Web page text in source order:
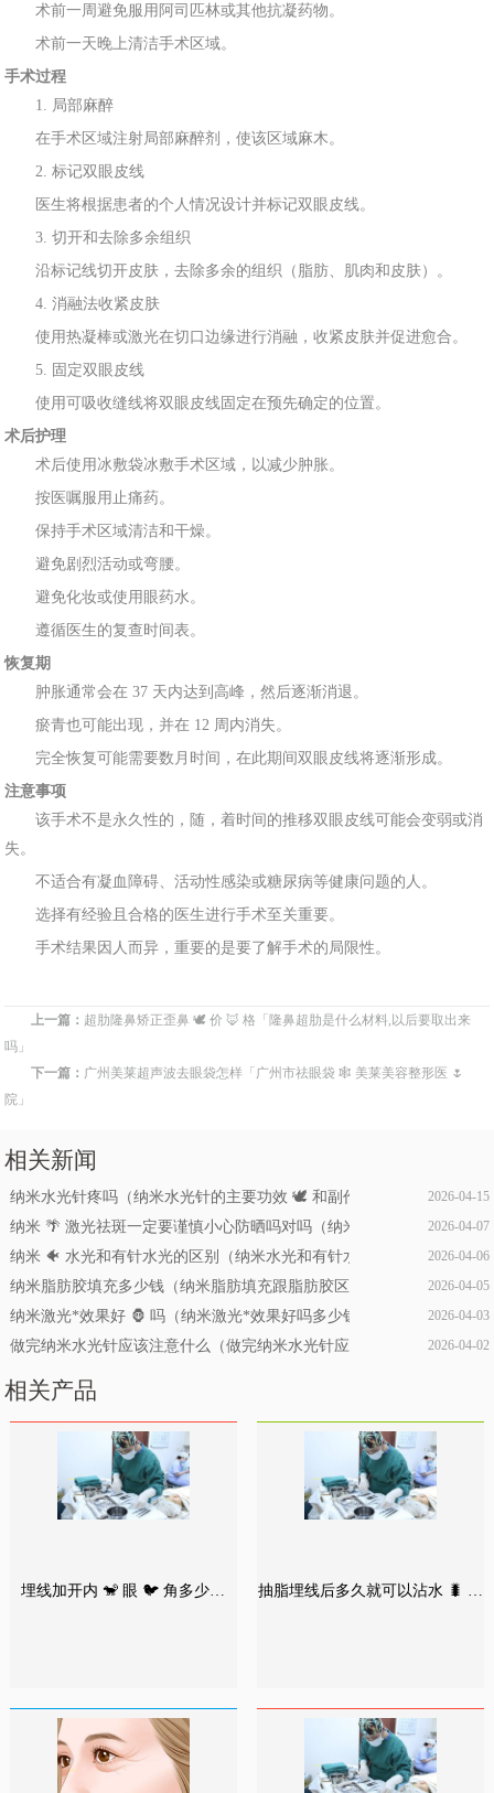
术前一周避免服用 阿司匹林或其他抗凝药物 。
术前一天晚上清洁手术区域。
手术过程
1. 局部麻醉
在手术区域注射局部麻醉剂，使该区域麻木。
2. 标记双 眼皮线
医生将根据患者的个人情况设计并标记双眼皮线。
3. 切开和去除多余组织
沿标记线切开皮肤，去除多余的组织（脂肪、肌肉和皮肤）。
4. 消融法收紧皮肤
使用热凝棒或激光在切口边缘进行消融，收紧皮肤并促进愈合。
5. 固 定双眼皮线
使用可吸收缝线将双眼皮线固定在预先确定的位置。
术后护理
术后使用冰敷袋冰敷手术区域，以减少肿胀。
按医嘱 服 用止痛药。
保持手术区域清洁和干燥。
避免剧烈活动或弯腰。
避免化妆或使用 眼药水。
遵循医生的复查时间表。
恢复期
肿胀通常会在 37 天内达到高峰，然后逐渐消退。
瘀青也可能出现，并在 12 周内消失。
完全恢复可能需要数月时间，在此期间双眼皮线将逐渐形成。
注意事项
该手术不是永久性的，随，着时间的推移双眼皮线可能会变弱或消
失 。
不适合有凝血障碍、活动性感染或糖尿病等健康问题的人 。
选择有经验且合格的医生进行手术至关重要。
手术结果因人而异，重要的是要了解手术的局限性。
上一篇： 超肋隆鼻矫正歪鼻 🕊 价 🦊 格「隆鼻超肋是什么材料,以后要取出来
吗」
下一篇： 广州美莱超声波去眼袋怎样「广州市祛眼袋 🕸 美莱美容整形医 🌷
院」
相关新闻
纳米水光针疼吗（纳米水光针的主要功效 🕊 和副作用） 2026-04-15
纳米 🌴 激光祛斑一定要谨慎小心防晒吗对吗（纳米激光祛斑没祛干净
2026-04-07
纳米 🐠 水光和有针水光的区别（纳米水光和有针水光的区别是什么）
2026-04-06
纳米脂肪胶填充多少钱（纳米脂肪填充跟脂肪胶区别在哪里脂肪胶确实
2026-04-05
纳米激光*效果好 🦍 吗（纳米激光*效果好吗多少钱） 2026-04-03
做完纳米水光针应该注意什么（做完纳米水光针应该注意 🐦 什么事项
2026-04-02
相关产品
埋线加开内 🐒 眼 🐦 角多少钱
抽脂埋线后多久就可以沾水 🐛 洗